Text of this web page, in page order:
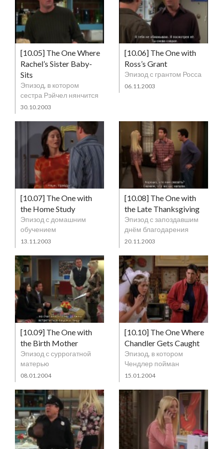
[10.05] The One Where
Rachel’s Sister Baby-
Sits
Эпизод, в котором
сестра Рэйчел нянчится
30.10.2003
[10.06] The One with
Ross’s Grant
Эпизод с грантом Росса
06.11.2003
[10.07] The One with
the Home Study
Эпизод с домашним
обучением
13.11.2003
[10.08] The One with
the Late Thanksgiving
Эпизод с запоздавшим
днём благодарения
20.11.2003
[10.09] The One with
the Birth Mother
Эпизод с суррогатной
матерью
08.01.2004
[10.10] The One Where
Chandler Gets Caught
Эпизод, в котором
Чендлер пойман
15.01.2004